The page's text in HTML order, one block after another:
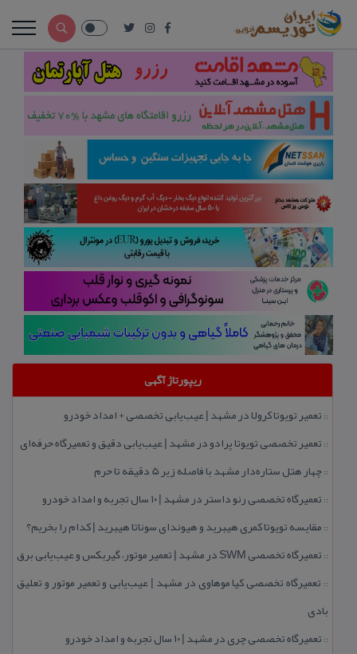
ریپورتاژ آگهی
:: تعمیر تویوتا كرولا در مشهد | عیب‌یابی تخصصی + امداد خودرو
:: تعمیر تخصصی تویوتا پرادو در مشهد | عیب‌یابی دقیق و تعمیرگاه حرفه‌ای
::چهار هتل‌ ستاره‌دار مشهد با فاصله زیر 5 دقیقه تا حرم
:: تعمیرگاه تخصصی رنو داستر در مشهد | ۱۰ سال تجربه و امداد خودرو
:: مقایسه تویوتا كمری هیبرید و هیوندای سوناتا هیبرید | كدام را بخریم؟
:: تعمیرگاه تخصصی SWM در مشهد | تعمیر موتور، گیربكس و عیب‌یابی برق
:: تعمیرگاه تخصصی كیا موهاوی در مشهد | عیب‌یابی و تعمیر موتور و تعلیق
بادی
:: تعمیرگاه تخصصی چری در مشهد | ۱۰ سال تجربه و امداد خودرو